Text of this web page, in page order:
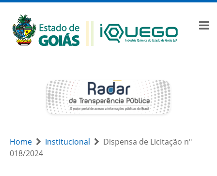
Home Institucional
Dispensa de Licitação nº
018/2024